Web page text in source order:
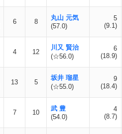
6 8
丸山 元気
(57.0)
5
(9.1)
4 12
川又 賢治
(☆56.0)
6
(18.9)
13 5
坂井 瑠星
(☆55.0)
9
(18.4)
7 10
武 豊
(54.0)
4
(8.7)